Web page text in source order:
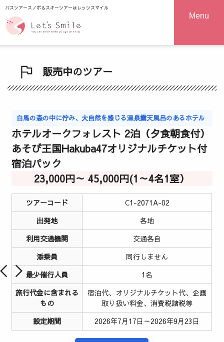
Menu
バスツアースノボ＆スキーツアーはレッツスマイル
販売中のツアー
白馬の森の中に佇み、大自然を感じる温泉露天風呂のあるホテル
ホテルオークフォレスト 2泊（夕食朝食付）
あそび王国Hakuba47オリジナルチケット付
宿泊パック
23,000円～ 45,000円(1～4名1室）
ツアーコード
C1-2071A-02
出発地
各地
利用交通機関
交通各自
添乗員
同行しません
最少催行人員
1名
旅行代金に含まれる
もの
宿泊代、オリジナルチケット代、企画
取り扱い料金、消費税諸税等
設定期間
2026年7月17日～2026年9月23日